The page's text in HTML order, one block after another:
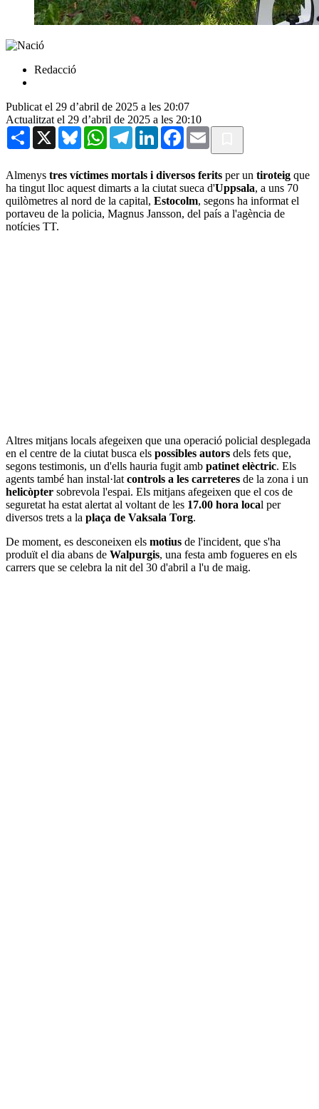
Redacció
Publicat el 29 d’abril de 2025 a les 20:07
Actualitzat el 29 d’abril de 2025 a les 20:10
Share X BlueskyWhatsAppTelegramLinkedInFacebook
Email
Almenys tres víctimes mortals i diversos ferits per un tiroteig que
ha tingut lloc aquest dimarts a la ciutat sueca d'Uppsala, a uns 70
quilòmetres al nord de la capital, Estocolm, segons ha informat el
portaveu de la policia, Magnus Jansson, del país a l'agència de
notícies TT.
Altres mitjans locals afegeixen que una operació policial desplegada
en el centre de la ciutat busca els possibles autors dels fets que,
segons testimonis, un d'ells hauria fugit amb patinet elèctric. Els
agents també han instal·lat controls a les carreteres de la zona i un
helicòpter sobrevola l'espai. Els mitjans afegeixen que el cos de
seguretat ha estat alertat al voltant de les 17.00 hora local per
diversos trets a la plaça de Vaksala Torg.
De moment, es desconeixen els motius de l'incident, que s'ha
produït el dia abans de Walpurgis, una festa amb fogueres en els
carrers que se celebra la nit del 30 d'abril a l'u de maig.